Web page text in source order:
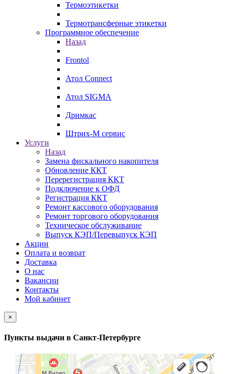
Термоэтикетки
Термотрансферные этикетки
Программное обеспечение
Назад
Frontol
Атол Connect
Атол SIGMA
Дримкас
Штрих-М сервис
Услуги
Назад
Замена фискального накопителя
Обновление ККТ
Перерегистрация ККТ
Подключение к ОФД
Регистрация ККТ
Ремонт кассового оборудования
Ремонт торгового оборудования
Техническое обслуживание
Выпуск КЭП/Перевыпуск КЭП
Акции
Оплата и возврат
Доставка
О нас
Вакансии
Контакты
Мой кабинет
×
Пункты выдачи в Санкт-Петербурге